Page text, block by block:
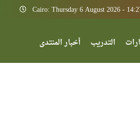
Cairo: Thursday 6 August 2026 -
التدريب أخبار المنتدى